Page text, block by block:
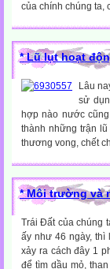
của chính chúng ta,
* Lũ lụt hoạt
Lâu
sử
hợp nào nước
thành những trận
thương vong, chết
* Môi trường và
Trái Đất của chúng
ấy như 46 ngày,
xảy ra cách đây 1
để tìm dầu mỏ,